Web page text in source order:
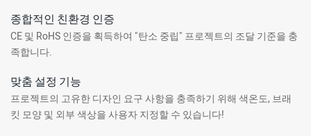
종합적인 친환경 인증
CE 및 RoHS 인증을 획득하여 "탄소 중립" 프로젝트의 조달 기준을 충
족합니다.
맞춤 설정 기능
프로젝트의 고유한 디자인 요구 사항을 충족하기 위해 색온도, 브래
킷 모양 및 외부 색상을 사용자 지정할 수 있습니다!